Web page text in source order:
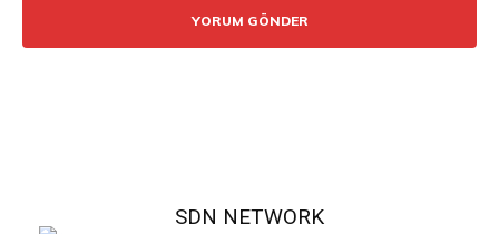
SDN NETWORK